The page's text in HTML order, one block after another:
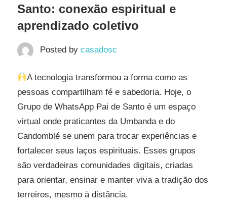
Santo: conexão espiritual e
aprendizado coletivo
Posted by casadosc
A tecnologia transformou a forma como as
pessoas compartilham fé e sabedoria. Hoje, o
Grupo de WhatsApp Pai de Santo é um espaço
virtual onde praticantes da Umbanda e do
Candomblé se unem para trocar experiências e
fortalecer seus laços espirituais. Esses grupos
são verdadeiras comunidades digitais, criadas
para orientar, ensinar e manter viva a tradição dos
terreiros, mesmo à distância.